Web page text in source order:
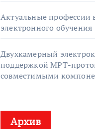
Актуальные профессии
электронного обучения
Двухкамерный
поддержкой МРТ-
совместимыми
Архив